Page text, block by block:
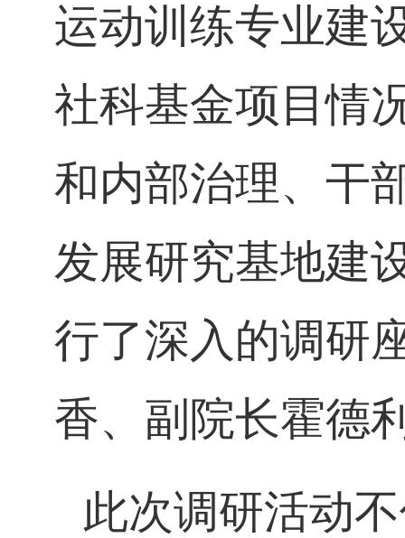
运动训练专业建
社科基金项目情
和内部治理、干
发展研究基地建
行了深入的调研
香、副院长霍德
此次调研活动